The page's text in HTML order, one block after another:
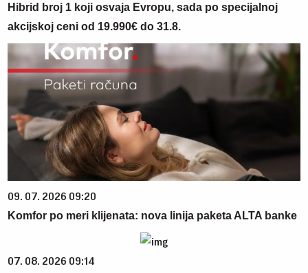
Hibrid broj 1 koji osvaja Evropu, sada po specijalnoj
akcijskoj ceni od 19.990€ do 31.8.
09. 07. 2026 09:20
Komfor po meri klijenata: nova linija paketa ALTA banke
07. 08. 2026 09:14